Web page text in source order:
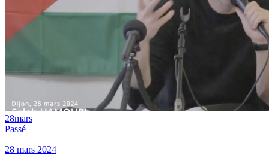
28mars
Passé
28 mars 2024